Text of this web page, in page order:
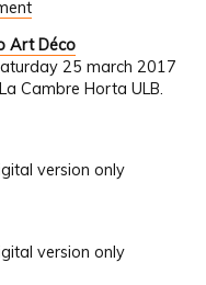
Art Déco
25 march 2017
Cambre Horta ULB.
version only
version only